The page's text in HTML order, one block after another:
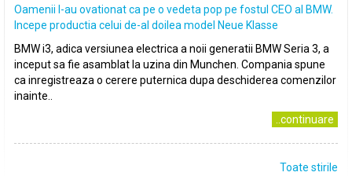
Oamenii l-au ovationat ca pe o vedeta pop pe fostul CEO al BMW.
Incepe productia celui de-al doilea model Neue Klasse
BMW i3, adica versiunea electrica a noii generatii BMW Seria 3, a
inceput sa fie asamblat la uzina din Munchen. Compania spune
ca inregistreaza o cerere puternica dupa deschiderea comenzilor
inainte..
..continuare
Toate stirile